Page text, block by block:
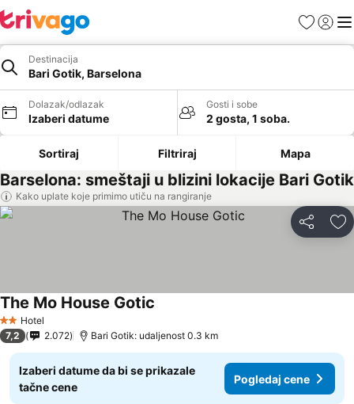
FavoritiPrijavi
Destinacija
Bari Gotik, Barselona
Dolazak/odlazak
Izaberi datume
Gosti i sobe
2 gosta, 1 soba.
Sortiraj Filtriraj Mapa
Barselona: smeštaji u blizini lokacije Bari Gotik
Kako uplate koje primimo utiču na rangiranje
Deli
2 Zvezdice
Hotel
The Mo House Gotic
7,2 2.072 Bari Gotik: udaljenost 0.3 km
Izaberi datume da bi se prikazale
tačne cene
Pogledaj cene